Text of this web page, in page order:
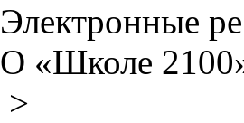
Электронные
О «Школе
>